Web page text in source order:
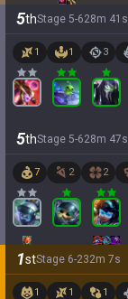
5thStage 5-628m 41 s
1 1 3
5thStage 5-628m 47s
7 2 2
1stStage 6-232m 7s
1 1 1